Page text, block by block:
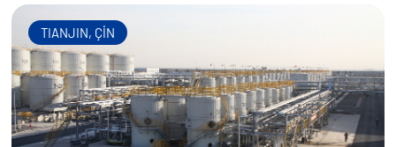
TIANJIN, ÇİN